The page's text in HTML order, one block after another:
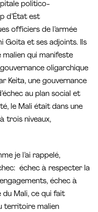
politico-
d’État est
officiers de l’armée
Goita et ses adjoints. Ils
qui manifeste
oligarchique
Keita, une gouvernance
au plan social et
le Mali était dans une
trois niveaux,
je l’ai rappelé,
échec à respecter la
échec à
Mali, ce qui fait
territoire malien